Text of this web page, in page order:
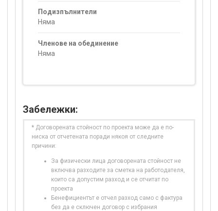
Подизпълнители
Няма
Членове на обединение
Няма
Забележки:
* Договорената стойност по проекта може да е по-
ниска от отчетената поради някоя от следните
причини:
За физически лица договорената стойност не
включва разходите за сметка на работодателя,
които са допустим разход и се отчитат по
проекта
Бенефициентът е отчел разход само с фактура
без да е сключен договор с избрания